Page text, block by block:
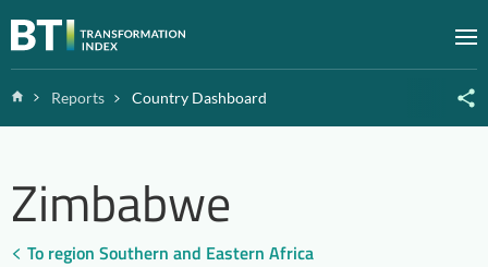
Zum Inhalt springen
HomeReports Country Dashboard
Zimbabwe
To region Southern and Eastern Africa